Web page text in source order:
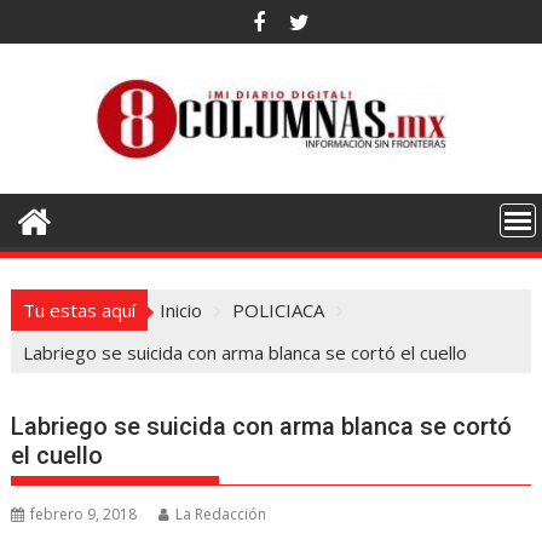
al
Tu estas aquí Inicio
POLICIACA
Labriego se suicida con arma blanca se cortó el cuello
Labriego se suicida con arma blanca se cortó
el cuello
febrero 9, 2018 La Redacción